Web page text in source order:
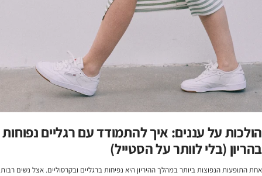
הולכות על עננים: איך להתמודד עם רגליים נפוחות
בהריון (בלי לוותר על הסטייל)
אחת התופעות הנפוצות ביותר במהלך ההיריון היא נפיחות ברגליים ובקרסוליים. אצל נשים רבות